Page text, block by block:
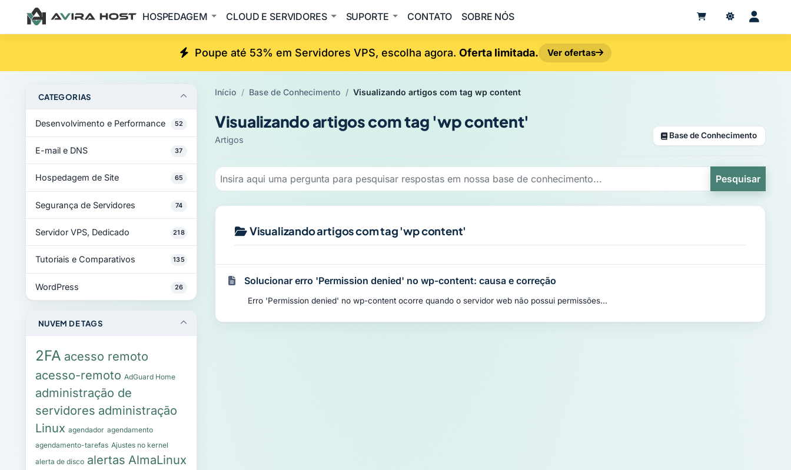
HOSPEDAGEM CLOUD E SERVIDORES SUPORTE CONTATO SOBRE NÓS
Poupe até 53% em Servidores VPS, escolha agora.Oferta limitada. Ver ofertas
CATEGORIAS
Desenvolvimento e Performance 52
E-mail e DNS 37
Hospedagem de Site 65
Segurança de Servidores 74
Servidor VPS, Dedicado 218
Tutoriais e Comparativos 135
WordPress 26
NUVEM DE TAGS
2FA acesso remoto
acesso-remoto AdGuard Home
administração de
servidores administração
Linux agendador agendamento
agendamento-tarefas Ajustes no kernel
alerta de disco alertas AlmaLinux
Início Base de Conhecimento Visualizando artigos com tag wp content
Visualizando artigos com tag 'wp content'
Artigos Base de Conhecimento
Pesquisar
Visualizando artigos com tag 'wp content'
Solucionar erro 'Permission denied' no wp-content: causa e correção
Erro 'Permission denied' no wp-content ocorre quando o servidor web não possui permissões...